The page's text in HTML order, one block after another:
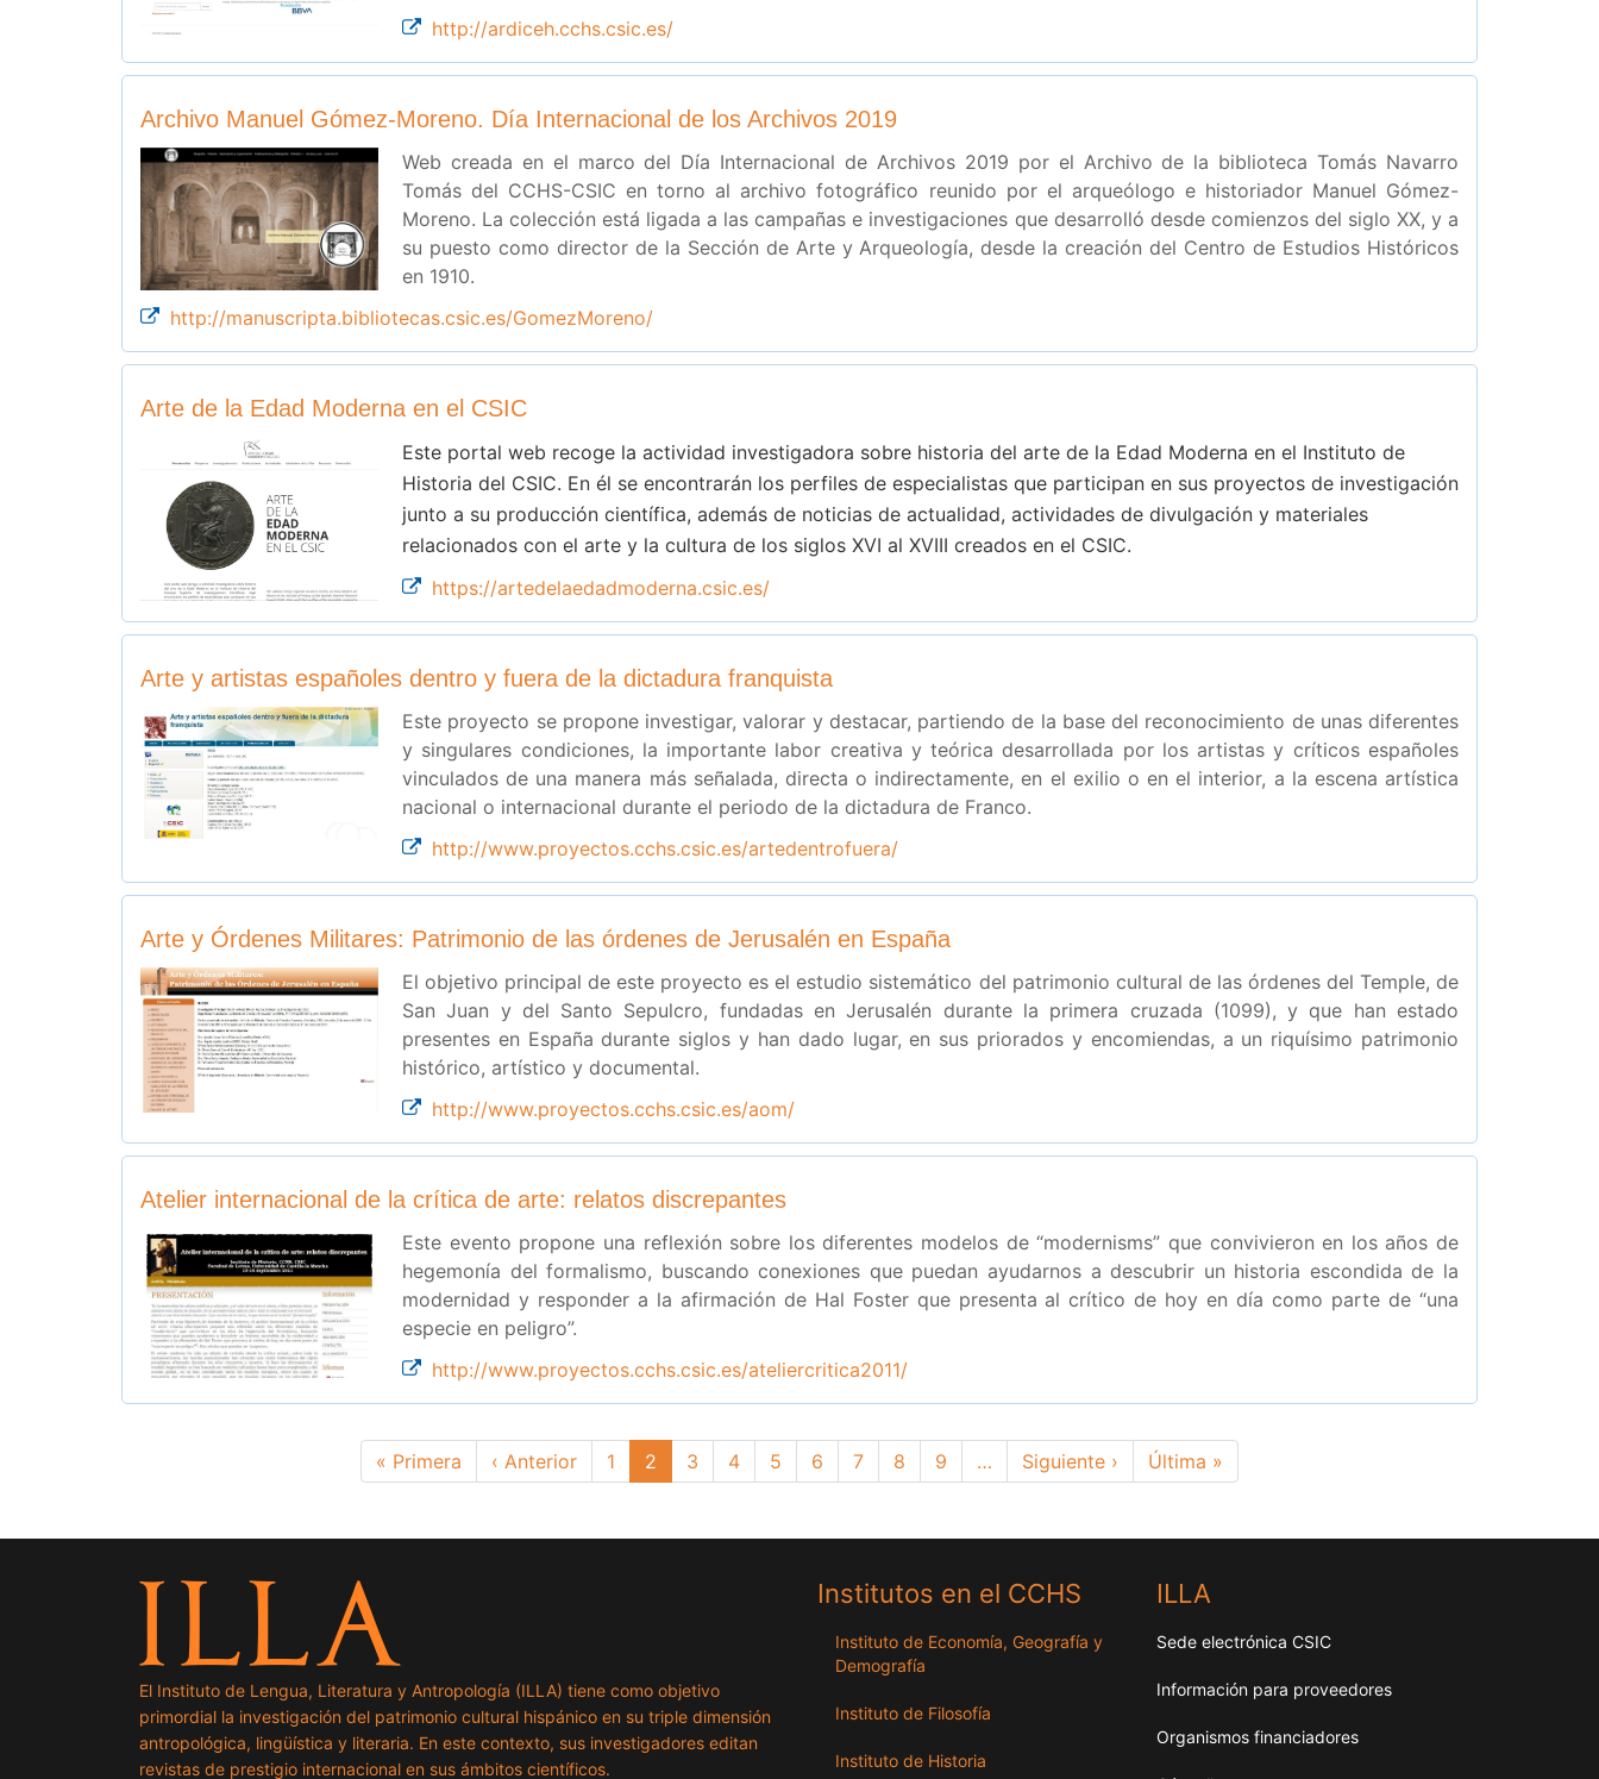
http://ardiceh.cchs.csic.es/
Archivo Manuel Gómez-Moreno. Día Internacional de los Archivos 2019
Web creada en el marco del Día Internacional de Archivos 2019 por el Archivo de la biblioteca Tomás Navarro
Tomás del CCHS-CSIC en torno al archivo fotográfico reunido por el arqueólogo e historiador Manuel Gómez-
Moreno. La colección está ligada a las campañas e investigaciones que desarrolló desde comienzos del siglo XX, y a
su puesto como director de la Sección de Arte y Arqueología, desde la creación del Centro de Estudios Históricos
en 1910.
http://manuscripta.bibliotecas.csic.es/GomezMoreno/
Arte de la Edad Moderna en el CSIC
Este portal web recoge la actividad investigadora sobre historia del arte de la Edad Moderna en el Instituto de
Historia del CSIC. En él se encontrarán los perfiles de especialistas que participan en sus proyectos de investigación
junto a su producción científica, además de noticias de actualidad, actividades de divulgación y materiales
relacionados con el arte y la cultura de los siglos XVI al XVIII creados en el CSIC.
https://artedelaedadmoderna.csic.es/
Arte y artistas españoles dentro y fuera de la dictadura franquista
Este proyecto se propone investigar, valorar y destacar, partiendo de la base del reconocimiento de unas diferentes
y singulares condiciones, la importante labor creativa y teórica desarrollada por los artistas y críticos españoles
vinculados de una manera más señalada, directa o indirectamente, en el exilio o en el interior, a la escena artística
nacional o internacional durante el periodo de la dictadura de Franco.
http://www.proyectos.cchs.csic.es/artedentrofuera/
Arte y Órdenes Militares: Patrimonio de las órdenes de Jerusalén en España
El objetivo principal de este proyecto es el estudio sistemático del patrimonio cultural de las órdenes del Temple, de
San Juan y del Santo Sepulcro, fundadas en Jerusalén durante la primera cruzada (1099), y que han estado
presentes en España durante siglos y han dado lugar, en sus priorados y encomiendas, a un riquísimo patrimonio
histórico, artístico y documental.
http://www.proyectos.cchs.csic.es/aom/
Atelier internacional de la crítica de arte: relatos discrepantes
Este evento propone una reflexión sobre los diferentes modelos de “modernisms” que convivieron en los años de
hegemonía del formalismo, buscando conexiones que puedan ayudarnos a descubrir un historia escondida de la
modernidad y responder a la afirmación de Hal Foster que presenta al crítico de hoy en día como parte de “una
especie en peligro”.
http://www.proyectos.cchs.csic.es/ateliercritica2011/
Primera
página
« Primera
Página
anterior
‹ Anterior Page
1
Página
actual
2 Page
3 Page
4 Page
5 Page
6 Page
7 Page
8 Page
9 …
Siguiente
página
Siguiente ›
Última
página
Última »
El Instituto de Lengua, Literatura y Antropología (ILLA) tiene como objetivo
primordial la investigación del patrimonio cultural hispánico en su triple dimensión
antropológica, lingüística y literaria. En este contexto, sus investigadores editan
revistas de prestigio internacional en sus ámbitos científicos.
Institutos en el CCHS
Instituto de Economía, Geografía y
Demografía
Instituto de Filosofía
Instituto de Historia
ILLA
Sede electrónica CSIC
Información para proveedores
Organismos financiadores